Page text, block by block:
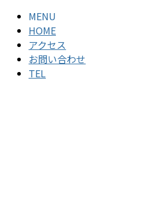
MENU
HOME
アクセス
お問い合わせ
TEL